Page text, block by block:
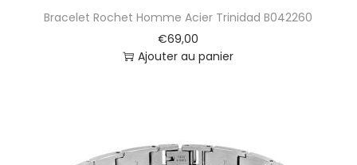
Bracelet Rochet Homme Acier Trinidad B042260
€69,00
Ajouter au panier